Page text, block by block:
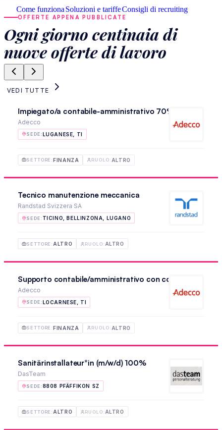
Come funziona Soluzioni e tariffeConsigli di recruiting
OFFERTE APPENA PUBBLICATE
Ogni giorno centinaia di
nuove offerte di lavoro
VEDI TUTTE
Impiegato/a contabile-amministrativo 70%-80%
Adecco
SEDE :LUGANESE, TI
SETTORE :FINANZA RUOLO: ALTRO
Tecnico manutenzione meccanica
Randstad Svizzera SA
SEDE : TICINO, BELLINZONA, LUGANO
SETTORE : ALTRO RUOLO: ALTRO
Supporto contabile/amministrativo con conoscenza del
Adecco
SEDE :LOCARNESE, TI
SETTORE :FINANZA RUOLO: ALTRO
Sanitärinstallateur*in (m/w/d) 100%
DasTeam
SEDE :8808 PFÄFFIKON SZ
SETTORE : ALTRO RUOLO: ALTRO